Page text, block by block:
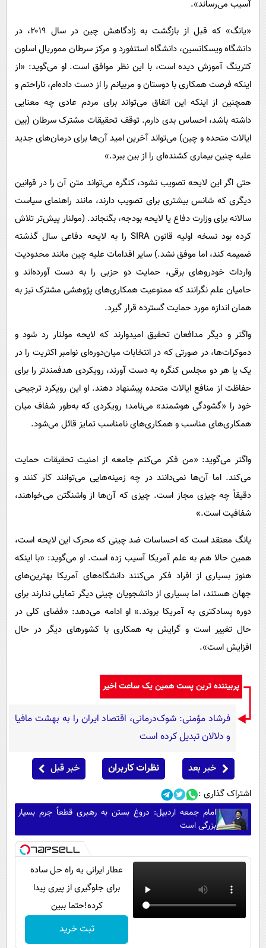
آسیب می‌رساند».
«یانگ» که قبل از بازگشت به زادگاهش چین در سال ۲۰۱۹، در
دانشگاه ویسکانسین، دانشگاه استنفورد و مرکز سرطان مموریال اسلون
کترینگ آموزش دیده است، با این نظر موافق است. او می‌گوید: «از
اینکه فرصت همکاری با دوستان و مربیانم را از دست داده‌ام، ناراحتم و
همچنین از اینکه این اتفاق می‌تواند برای مردم عادی چه معنایی
داشته باشد، احساس بدی دارم. توقف تحقیقات مشترک سرطان (بین
ایالات متحده و چین) می‌تواند آخرین امید آن‌ها برای درمان‌های جدید
علیه چنین بیماری کشنده‌ای را از بین ببرد.»
حتی اگر این لایحه تصویب نشود، کنگره می‌تواند متن آن را در قوانین
دیگری که شانس بیشتری برای تصویب دارند، مانند راهنمای سیاست
سالانه برای وزارت دفاع یا لایحه بودجه، بگنجاند. (مولنار پیش‌تر تلاش
کرده بود نسخه اولیه قانون SIRA را به لایحه دفاعی سال گذشته
ضمیمه کند، اما موفق نشد.) سایر اقدامات علیه چین مانند محدودیت
واردات خودروهای برقی، حمایت دو حزبی را به دست آورده‌اند و
حامیان علم نگرانند که ممنوعیت همکاری‌های پژوهشی مشترک نیز به
همان اندازه مورد حمایت گسترده قرار گیرد.
واگنر و دیگر مدافعان تحقیق امیدوارند که لایحه مولنار رد شود و
دموکرات‌ها، در صورتی که در انتخابات میان‌دوره‌ای نوامبر اکثریت را در
یک یا هر دو مجلس کنگره به دست آورند، رویکردی هدفمندتر را برای
حفاظت از منافع ایالات متحده پیشنهاد دهند. او این رویکرد ترجیحی
خود را «گشودگی هوشمند» می‌نامد؛ رویکردی که به‌طور شفاف میان
همکاری‌های مناسب و همکاری‌های نامناسب تمایز قائل می‌شود.
واگنر می‌گوید: «من فکر می‌کنم جامعه از امنیت تحقیقات حمایت
می‌کند. اما آن‌ها نمی‌دانند در چه زمینه‌هایی می‌توانند کار کنند و
دقیقاً چه چیزی مجاز است. چیزی که آن‌ها از واشنگتن می‌خواهند،
شفافیت است.»
یانگ معتقد است که احساسات ضد چینی که محرک این لایحه است،
همین حالا هم به علم آمریکا آسیب زده است. او می‌گوید: «با اینکه
هنوز بسیاری از افراد فکر می‌کنند دانشگاه‌های آمریکا بهترین‌های
جهان هستند، اما بسیاری از دانشجویان چینی دیگر تمایلی ندارند برای
دوره پسادکتری به آمریکا بروند.» او ادامه می‌دهد: «فضای کلی در
حال تغییر است و گرایش به همکاری با کشورهای دیگر در حال
افزایش است».
پربیننده ترین پست همین یک ساعت اخیر
فرشاد مؤمنی: شوک‌درمانی، اقتصاد ایران را به بهشت مافیا
و دلالان تبدیل کرده است
خبر بعد نظرات کاربران خبر قبل
اشتراک گذاری :
امام جمعه اردبیل: دروغ بستن به رهبری قطعاً جرم بسیار
بزرگی است
عطار ایرانی یه راه حل ساده
برای جلوگیری از پیری پیدا
کرده!حتما ببین
ثبت خرید